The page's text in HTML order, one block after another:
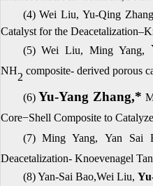
(4) Wei Liu, Yu-Qing
Catalyst for the
(5) Wei Liu, Ming Yang,
NH
2
composite- derived porous
(6) Yu-Yang Zhang,*
Core−Shell Composite to
(7) Ming Yang, Yan Sai
Deacetalization- Knoevenagel
(8) Yan-Sai Bao,Wei Liu,